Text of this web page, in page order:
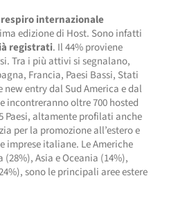
internazionale
edizione di Host. Sono infatti
registrati. Il 44% proviene
Tra i più attivi si segnalano,
Francia, Paesi Bassi, Stati
entry dal Sud America e dal
incontreranno oltre 700 hosted
Paesi, altamente profilati anche
per la promozione all’estero e
imprese italiane. Le Americhe
Asia e Oceania (14%),
sono le principali aree estere